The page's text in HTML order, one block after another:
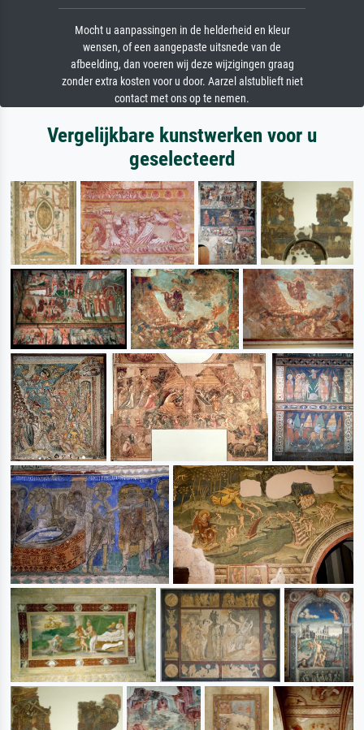
Mocht u aanpassingen in de helderheid en kleur
wensen, of een aangepaste uitsnede van de
afbeelding, dan voeren wij deze wijzigingen graag
zonder extra kosten voor u door. Aarzel alstublieft niet
contact met ons op te nemen.
Vergelijkbare kunstwerken voor u
geselecteerd